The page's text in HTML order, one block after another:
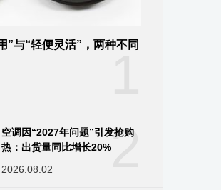
”与“轻便灵活”，两种不同
2
空调因“2027年问题”引发抢购
热：出货量同比增长20%
2026.08.02